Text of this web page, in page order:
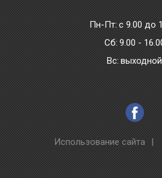
Пн-Пт:с 9.00 до
Сб: 9.00 -
Bc: выходной
Использование сайта |